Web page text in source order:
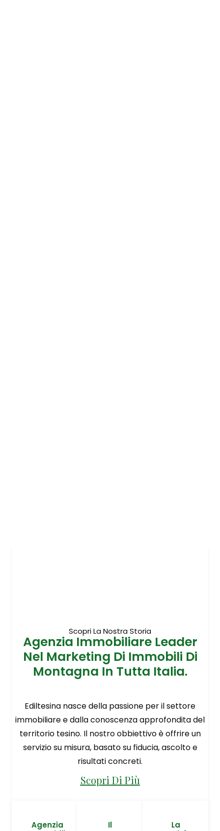
Scopri La Nostra Storia
Agenzia Immobiliare Leader
Nel Marketing Di Immobili Di
Montagna In Tutta Italia.
Ediltesina nasce della passione per il settore
immobiliare e dalla conoscenza approfondita del
territorio tesino. Il nostro obbiettivo è offrire un
servizio su misura, basato su fiducia, ascolto e
risultati concreti.
Scopri Di Più
Agenzia
Il
La